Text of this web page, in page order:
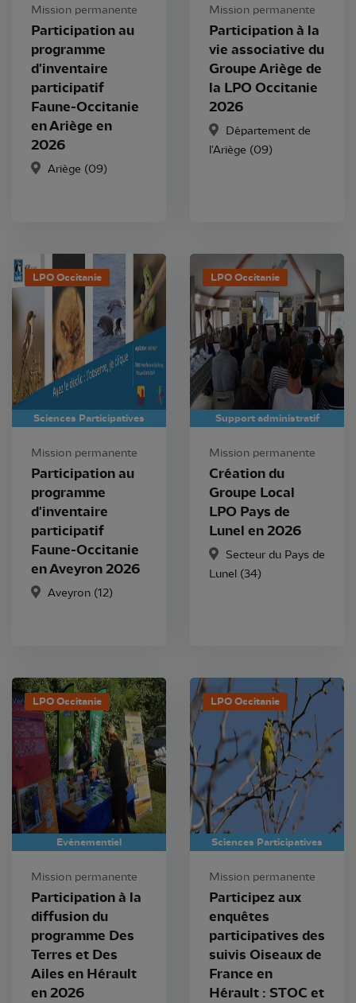
Mission permanente
Participation au
programme
d'inventaire
participatif
Faune-Occitanie
en Ariège en
2026
Ariège (09)
Mission permanente
Participation à la
vie associative du
Groupe Ariège de
la LPO Occitanie
2026
Département de
l'Ariège (09)
LPO Occitanie
Sciences Participatives
Mission permanente
Participation au
programme
d'inventaire
participatif
Faune-Occitanie
en Aveyron 2026
Aveyron (12)
LPO Occitanie
Support administratif
Mission permanente
Création du
Groupe Local
LPO Pays de
Lunel en 2026
Secteur du Pays de
Lunel (34)
LPO Occitanie
Evénementiel
Mission permanente
Participation à la
diffusion du
programme Des
Terres et Des
Ailes en Hérault
en 2026
LPO Occitanie
Sciences Participatives
Mission permanente
Participez aux
enquêtes
participatives des
suivis Oiseaux de
France en
Hérault : STOC et